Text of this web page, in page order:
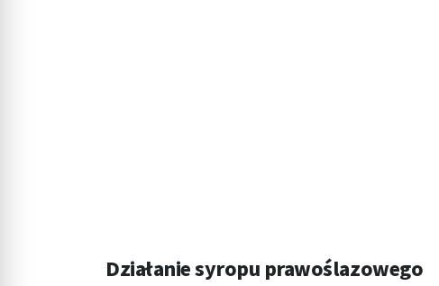
Działanie syropu prawoślazowego